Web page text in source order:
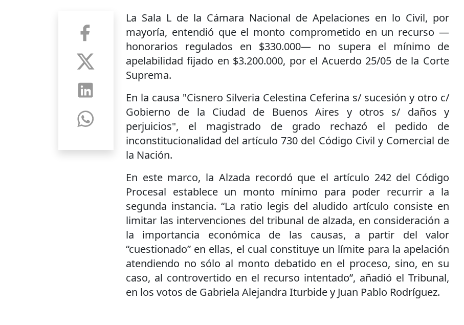
La Sala L de la Cámara Nacional de Apelaciones en lo Civil, por
mayoría, entendió que el monto comprometido en un recurso —
honorarios regulados en $330.000— no supera el mínimo de
apelabilidad fijado en $3.200.000, por el Acuerdo 25/05 de la Corte
Suprema.
En la causa "Cisnero Silveria Celestina Ceferina s/ sucesión y otro c/
Gobierno de la Ciudad de Buenos Aires y otros s/ daños y
perjuicios", el magistrado de grado rechazó el pedido de
inconstitucionalidad del artículo 730 del Código Civil y Comercial de
la Nación.
En este marco, la Alzada recordó que el artículo 242 del Código
Procesal establece un monto mínimo para poder recurrir a la
segunda instancia. “La ratio legis del aludido artículo consiste en
limitar las intervenciones del tribunal de alzada, en consideración a
la importancia económica de las causas, a partir del valor
“cuestionado” en ellas, el cual constituye un límite para la apelación
atendiendo no sólo al monto debatido en el proceso, sino, en su
caso, al controvertido en el recurso intentado”, añadió el Tribunal,
en los votos de Gabriela Alejandra Iturbide y Juan Pablo Rodríguez.